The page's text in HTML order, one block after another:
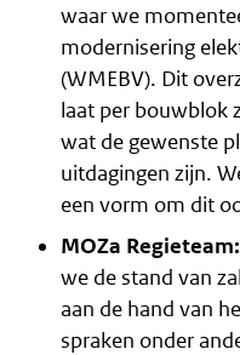
waar we
modernisering
(WMEBV). Dit
laat per bouwblok
wat de gewenste
uitdagingen zijn.
een vorm om dit
MOZa Regieteam:
we de stand van
aan de hand van
spraken onder